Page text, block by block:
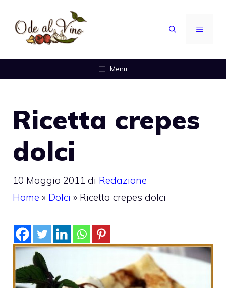
contenuto
MENU
Menu
Ricetta crepes
dolci
10 Maggio 2011 di Redazione
Home » Dolci » Ricetta crepes dolci